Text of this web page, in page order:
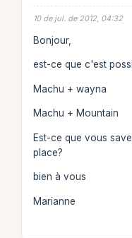
10 de jul. de 2012, 04:32
Bonjour,
est-ce que c'est
Machu + wayna
Machu + Mountain
Est-ce que vous
place?
bien à vous
Marianne